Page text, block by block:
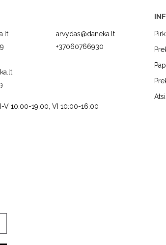
arvydas@daneka.lt
+37060766930
V 10:00-19:00, VI 10:00-16:00